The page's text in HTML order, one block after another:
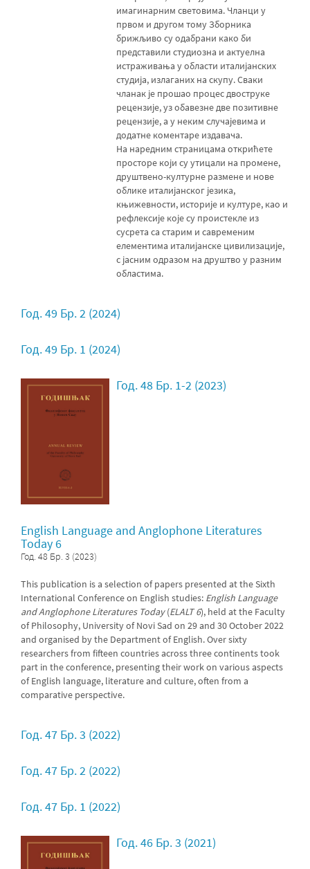
имагинарним световима. Чланци у
првом и другом тому Зборника
брижљиво су одабрани како би
представили студиозна и актуелна
истраживања у области италијанских
студија, излаганих на скупу. Сваки
чланак је прошао процес двоструке
рецензије, уз обавезне две позитивне
рецензије, а у неким случајевима и
додатне коментаре издавача.
На наредним страницама открићете
просторе који су утицали на промене,
друштвено-културне размене и нове
облике италијанског језика,
књижевности, историје и културе, као и
рефлексије које су проистекле из
сусрета са старим и савременим
елементима италијанске цивилизације,
с јасним одразом на друштво у разним
областима.
Год. 49 Бр. 2 (2024)
Год. 49 Бр. 1 (2024)
Год. 48 Бр. 1-2 (2023)
English Language and Anglophone Literatures
Today 6
Год. 48 Бр. 3 (2023)
This publication is a selection of papers presented at the Sixth
International Conference on English studies: English Language
and Anglophone Literatures Today(ELALT 6), held at the Faculty
of Philosophy, University of Novi Sad on 29 and 30 October 2022
and organised by the Department of English. Over sixty
researchers from fifteen countries across three continents took
part in the conference, presenting their work on various aspects
of English language, literature and culture, often from a
comparative perspective.
Год. 47 Бр. 3 (2022)
Год. 47 Бр. 2 (2022)
Год. 47 Бр. 1 (2022)
Год. 46 Бр. 3 (2021)